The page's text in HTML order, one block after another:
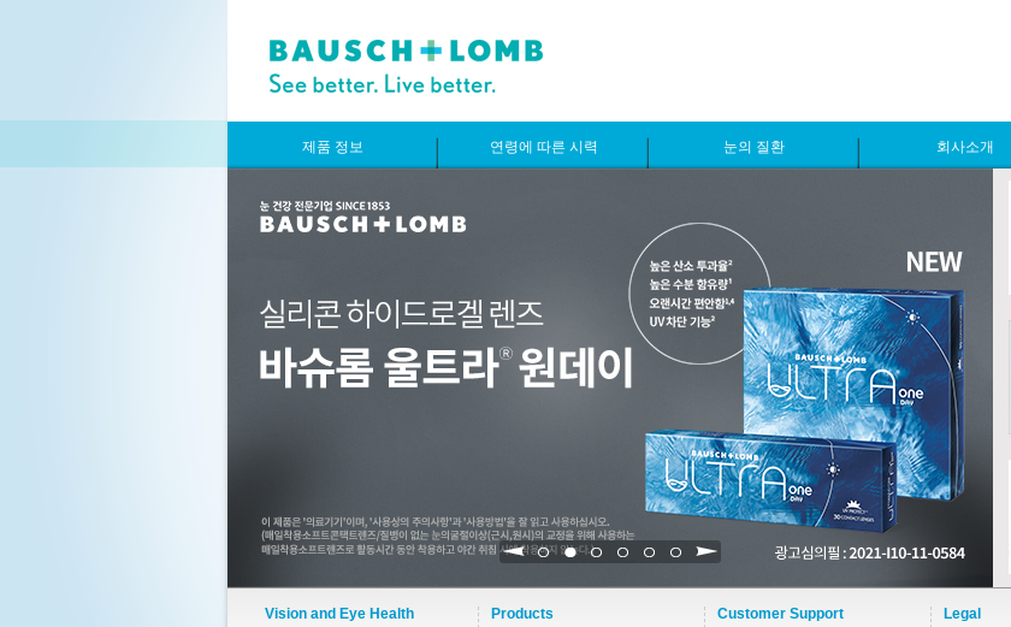
제품 정보 연령에 따른 시력 눈의 질환 회사소개
1 2 3 4 5 6
Vision and Eye Health
Products
Customer Support
Legal